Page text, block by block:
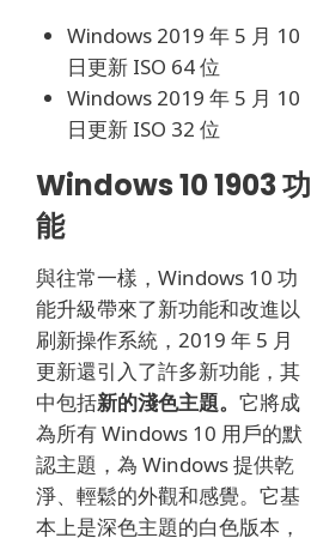
Windows 2019 年 5 月 10
日更新 ISO 64 位
Windows 2019 年 5 月 10
日更新 ISO 32 位
Windows 10 1903 功
能
與往常一樣，Windows 10 功
能升級帶來了新功能和改進以
刷新操作系統，2019 年 5 月
更新還引入了許多新功能，其
中包括新的淺色主題。 它將成
為所有 Windows 10 用戶的默
認主題 ，為 Windows 提供乾
淨、輕鬆的外觀和感覺。 它基
本上是深色主題的白色版本，